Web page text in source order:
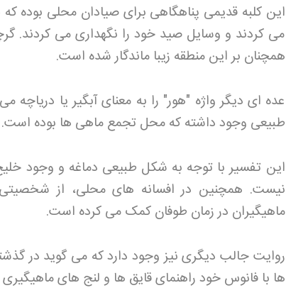
این کلبه قدیمی پناهگاهی برای صیادان محلی بوده
می کردند و وسایل صید خود را نگهداری می کردند.
همچنان بر این منطقه زیبا ماندگار شده است.
عده ای دیگر واژه "هور" را به معنای آبگیر یا دریاچه
طبیعی وجود داشته که محل تجمع ماهی ها بوده است.
این تفسیر با توجه به شکل طبیعی دماغه و وجود
نیست. همچنین در افسانه های محلی، از
ماهیگیران در زمان طوفان کمک می کرده است.
روایت جالب دیگری نیز وجود دارد که می گوید در
ها با فانوس خود راهنمای قایق ها و لنج های